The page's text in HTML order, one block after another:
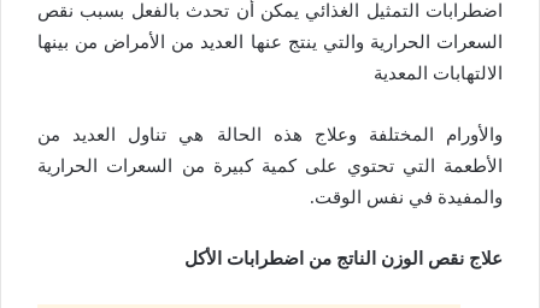
اضطرابات التمثيل الغذائي يمكن أن تحدث بالفعل بسبب نقص
السعرات الحرارية والتي ينتج عنها العديد من الأمراض من بينها
الالتهابات المعدية
والأورام المختلفة وعلاج هذه الحالة هي تناول العديد من
الأطعمة التي تحتوي على كمية كبيرة من السعرات الحرارية
والمفيدة في نفس الوقت.
علاج نقص الوزن الناتج من اضطرابات الأكل